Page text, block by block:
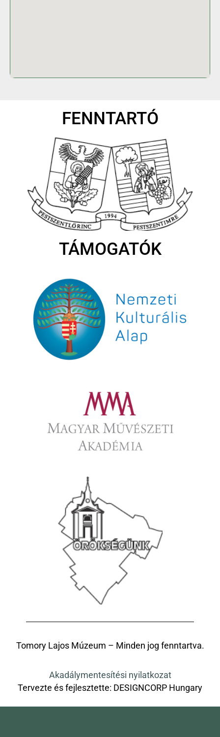
FENNTARTÓ
TÁMOGATÓK
Tomory Lajos Múzeum – Minden jog fenntartva.
Akadálymentesítési nyilatkozat
Tervezte és fejlesztette: DESIGNCORP Hungary